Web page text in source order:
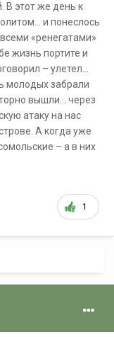
В этот же день к
и понеслось
«ренегатами»
жизнь портите и
– улетел…
молодых забрали
вышли… через
атаку на нас
А когда уже
– а в них
1